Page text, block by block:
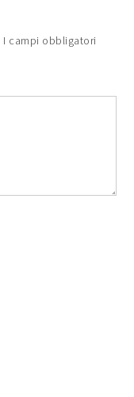
I campi obbligatori